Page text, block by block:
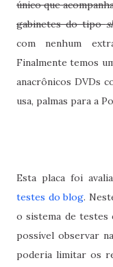
único que
gabinetes do tipo
com nenhum
Finalmente temos
anacrônicos DVDs
usa, palmas para a
Esta placa foi
testes do blog.
o sistema de testes
possível observar
poderia limitar os